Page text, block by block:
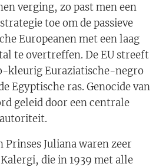
verging, zo past men een
toe om de passieve
Europeanen met een laag
te overtreffen. De EU streeft
kleurig Euraziatische-negro
Egyptische ras. Genocide van
geleid door een centrale
autoriteit.
Prinses Juliana waren zeer
die in 1939 met alle